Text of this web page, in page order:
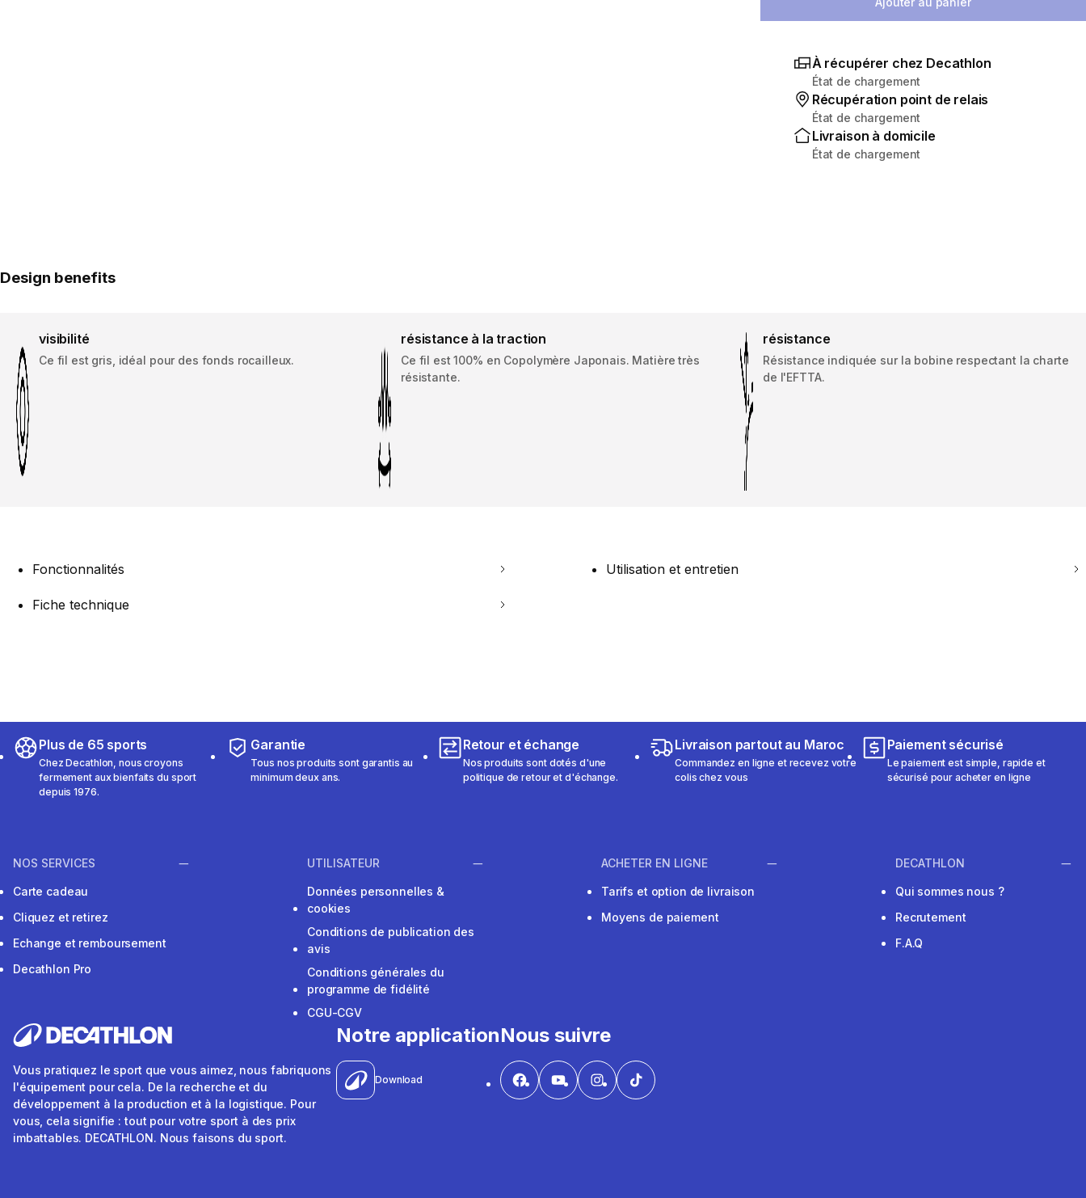
À récupérer chez Decathlon
État de chargement
Récupération point de relais
État de chargement
Livraison à domicile
État de chargement
Design benefits
visibilité
Ce fil est gris, idéal pour des fonds rocailleux.
résistance à la traction
Ce fil est 100% en Copolymère Japonais. Matière très
résistante.
résistance
Résistance indiquée sur la bobine respectant la charte
de l'EFTTA.
Fonctionnalités Utilisation et entretien
Fiche technique
Plus de 65 sports
Chez Decathlon, nous croyons
fermement aux bienfaits du sport
depuis 1976.
Garantie
Tous nos produits sont garantis au
minimum deux ans.
Retour et échange
Nos produits sont dotés d'une
politique de retour et d'échange.
Livraison partout au Maroc
Commandez en ligne et recevez votre
colis chez vous
Paiement sécurisé
Le paiement est simple, rapide et
sécurisé pour acheter en ligne
NOS SERVICES
Carte cadeau
Cliquez et retirez
Echange et remboursement
Decathlon Pro
UTILISATEUR
Données personnelles &
cookies
Conditions de publication des
avis
Conditions générales du
programme de fidélité
CGU-CGV
ACHETER EN LIGNE
Tarifs et option de livraison
Moyens de paiement
DECATHLON
Qui sommes nous ?
Recrutement
F.A.Q
Vous pratiquez le sport que vous aimez, nous fabriquons
l'équipement pour cela. De la recherche et du
développement à la production et à la logistique. Pour
vous, cela signifie : tout pour votre sport à des prix
imbattables. DECATHLON. Nous faisons du sport.
Notre application
Download
Nous suivre